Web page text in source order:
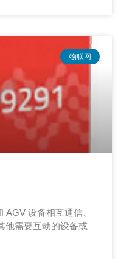
物联网
设备相互通信、
他需要互动的设备或